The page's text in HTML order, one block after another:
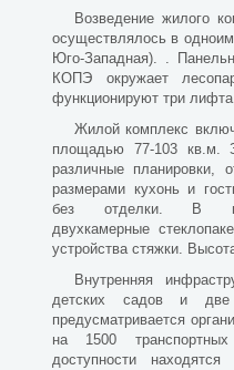
Возведение жилого
осуществлялось в
Юго-Западная). .
КОПЭ окружает
функционируют три
Жилой комплекс
площадью 77-103 кв.м.
различные планировки,
размерами кухонь и
без отделки. В
двухкамерные
устройства стяжки.
Внутренняя
детских садов и
предусматривается
на 1500
доступности